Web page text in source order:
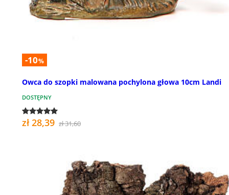
-10%
Owca do szopki malowana pochylona głowa 10cm Landi
DOSTĘPNY
zł 28,39 zł 31,60